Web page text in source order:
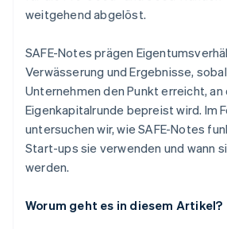
weitgehend abgelöst.
SAFE-Notes prägen
Verwässerung und Ergebnisse,
Unternehmen den Punkt erreicht, an
Eigenkapitalrunde bepreist wird. Im
untersuchen wir, wie SAFE-Notes
Start-ups sie verwenden und wann
werden.
Worum geht es in diesem Artikel?